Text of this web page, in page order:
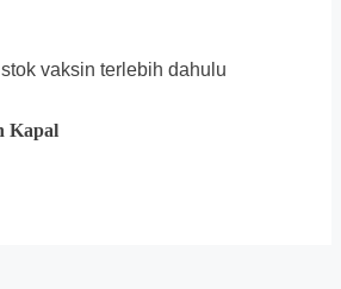
vaksin terlebih dahulu
Kapal